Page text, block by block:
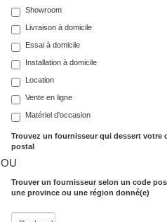
Showroom
Livraison à domicile
Essai à domicile
Installation à domicile
Location
Vente en ligne
Matériel d'occasion
Trouvez un fournisseur qui dessert votre
postal
OU
Trouver un fournisseur selon un code
une province ou une région donné(e)